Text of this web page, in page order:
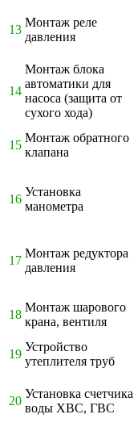
13
Монтаж реле
давления
14
Монтаж блока
автоматики для
насоса (защита от
сухого хода)
15
Монтаж обратного
клапана
16
Установка
манометра
17
Монтаж редуктора
давления
18
Монтаж шарового
крана, вентиля
19
Устройство
утеплителя труб
20
Установка счетчика
воды ХВС, ГВС